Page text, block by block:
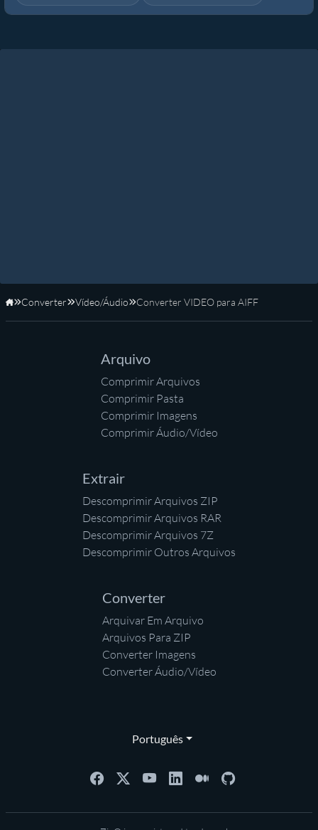
Início
Converter Vídeo/Áudio Converter VIDEO para AIFF
Arquivo
Comprimir Arquivos
Comprimir Pasta
Comprimir Imagens
Comprimir Áudio/Vídeo
Extrair
Descomprimir Arquivos ZIP
Descomprimir Arquivos RAR
Descomprimir Arquivos 7Z
Descomprimir Outros Arquivos
Converter
Arquivar Em Arquivo
Arquivos Para ZIP
Converter Imagens
Converter Áudio/Vídeo
Português